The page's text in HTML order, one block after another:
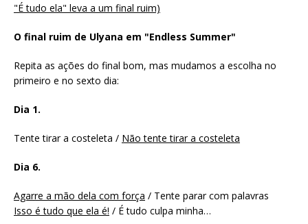
"É tudo ela" leva a um final ruim)
O final ruim de Ulyana em "Endless Summer"
Repita as ações do final bom, mas mudamos a escolha no
primeiro e no sexto dia:
Dia 1.
Tente tirar a costeleta / Não tente tirar a costeleta
Dia 6.
Agarre a mão dela com força / Tente parar com palavras
Isso é tudo que ela é! / É tudo culpa minha…